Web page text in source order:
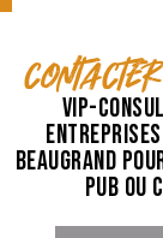
VIP-
Beaugrand
pub ou